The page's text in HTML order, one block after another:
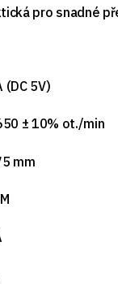
pro snadné
(DC 5V)
± 10% ot./min
mm